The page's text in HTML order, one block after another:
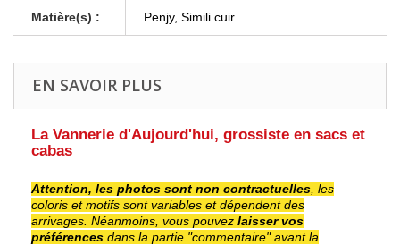
Matière(s) : Penjy, Simili cuir
EN SAVOIR PLUS
La Vannerie d'Aujourd'hui, grossiste en sacs et
cabas
Attention, les photos sont non contractuelles , les
coloris et motifs sont variables et dépendent des
arrivages. Néanmoins, vous pouvez laisser vos
préférences dans la partie "commentaire" avant la